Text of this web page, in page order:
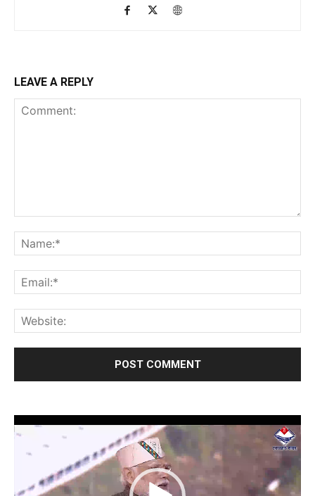
LEAVE A REPLY
Video
Player